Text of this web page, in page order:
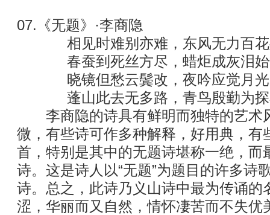
07.《无题》·李商隐
相见时难别亦难，东风无力百花
春蚕到死丝方尽，蜡炬成灰泪始
晓镜但愁云鬓改，夜吟应觉月光
蓬山此去无多路，青鸟殷勤为探
李商隐的诗具有鲜明而独特的艺术
微，有些诗可作多种解释，好用典，有
首，特别是其中的无题诗堪称一绝，而
诗。这是诗人以“无题”为题目的许多诗
诗。总之，此诗乃义山诗中最为传诵的
涩，华丽而又自然，情怀凄苦而不失优